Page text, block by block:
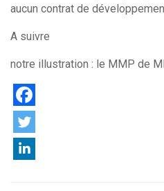
aucun contrat de
A suivre
notre illustration : le MMP de